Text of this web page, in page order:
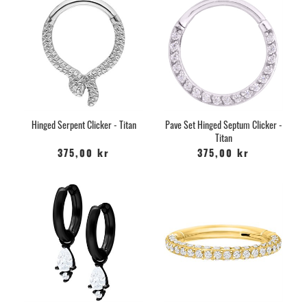
Hinged Serpent Clicker - Titan
375,00 kr
Pave Set Hinged Septum Clicker -
Titan
375,00 kr